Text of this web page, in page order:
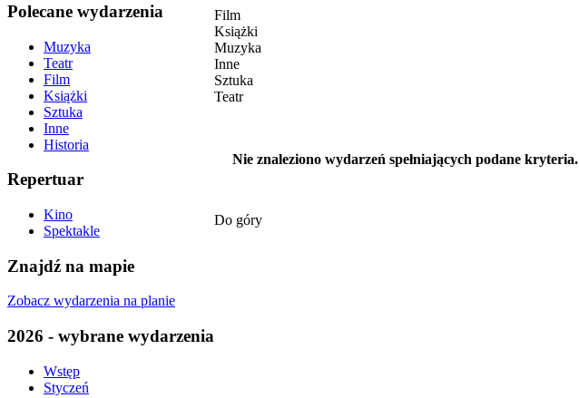
Polecane wydarzenia
Muzyka
Teatr
Film
Książki
Sztuka
Inne
Historia
Repertuar
Kino
Spektakle
Znajdź na mapie
Zobacz wydarzenia na planie
2026 - wybrane wydarzenia
Wstęp
Styczeń
Film
Książki
Muzyka
Inne
Sztuka
Teatr
Nie znaleziono wydarzeń spełniających podane kryteria.
Do góry